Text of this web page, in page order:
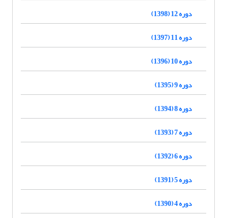
دوره 12 (1398)
دوره 11 (1397)
دوره 10 (1396)
دوره 9 (1395)
دوره 8 (1394)
دوره 7 (1393)
دوره 6 (1392)
دوره 5 (1391)
دوره 4 (1390)